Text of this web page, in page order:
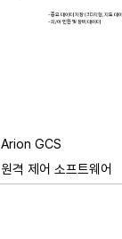
- 중요 데이터 저장 (3D지형, 지도 데
- 피/아 인원 및 장비 데이터
Arion GCS
원격 제어 소프트웨어